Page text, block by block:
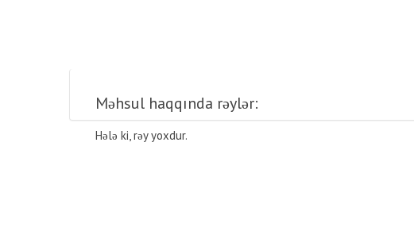
Məhsul haqqında rəylər:
Hələ ki, rəy yoxdur.